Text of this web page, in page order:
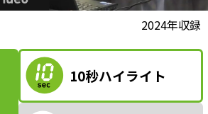
a
2024年収録
10秒ハイライト